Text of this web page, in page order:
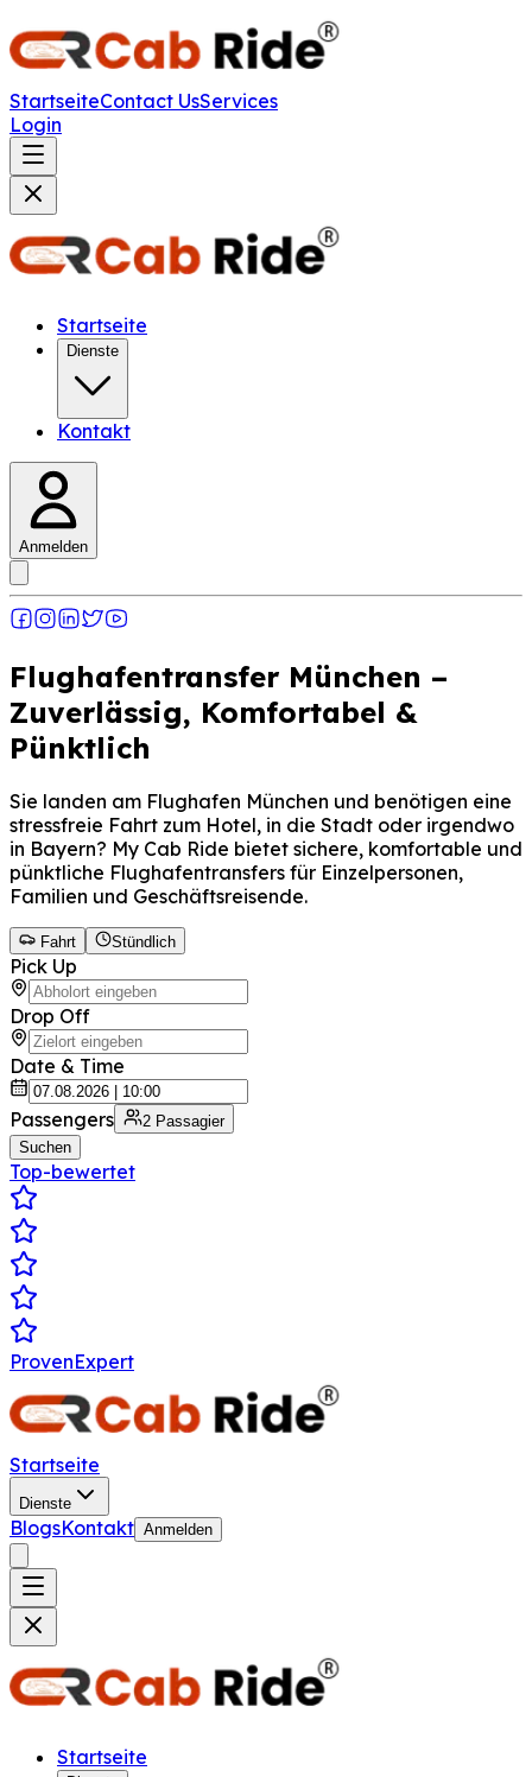
StartseiteContact UsServices
Login
Startseite
Dienste
Kontakt
Anmelden
Flughafentransfer München –
Zuverlässig, Komfortabel &
Pünktlich
Sie landen am Flughafen München und benötigen eine
stressfreie Fahrt zum Hotel, in die Stadt oder irgendwo
in Bayern? My Cab Ride bietet sichere, komfortable und
pünktliche Flughafentransfers für Einzelpersonen,
Familien und Geschäftsreisende.
Fahrt Stündlich
Pick Up
Drop Off
Date & Time
Passengers 2 Passagier
Suchen
Top-bewertet
ProvenExpert
Startseite
Dienste
BlogsKontakt Anmelden
Startseite